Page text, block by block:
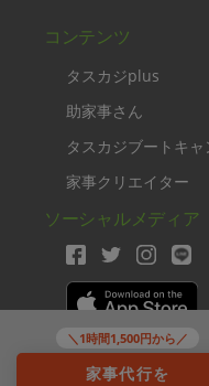
＼1時間1,500円から／
家事代行を
コンテンツ
タスカジplus
助家事さん
タスカジブートキャ
家事クリエイター
ソーシャルメディア